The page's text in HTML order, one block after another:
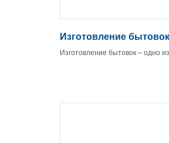
Изготовление бытовок
Изготовление бытовок – одно